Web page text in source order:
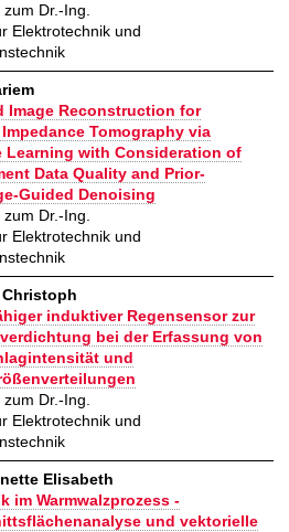
Dr.-Ing.
Elektrotechnik und
Image Reconstruction for
Tomography via
Learning with Consideration of
Data Quality and Prior-
Guided Denoising
Dr.-Ing.
Elektrotechnik und
induktiver Regensensor zur
bei der Erfassung von
und
Dr.-Ing.
Elektrotechnik und
Elisabeth
im Warmwalzprozess -
und vektorielle